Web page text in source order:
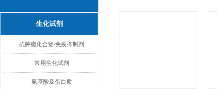
生化试剂
抗肿瘤化合物/免疫抑制剂
常用生化试剂
氨基酸及蛋白质